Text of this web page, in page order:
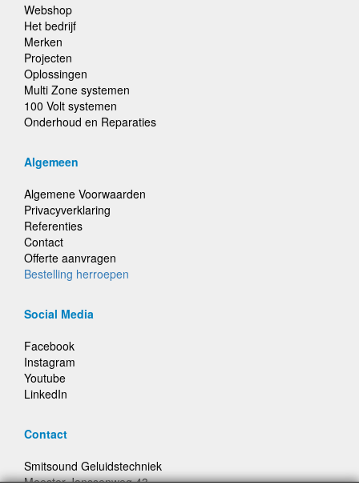
Webshop
Het bedrijf
Merken
Projecten
Oplossingen
Multi Zone systemen
100 Volt systemen
Onderhoud en Reparaties
Algemeen
Algemene Voorwaarden
Privacyverklaring
Referenties
Contact
Offerte aanvragen
Bestelling herroepen
Social Media
Facebook
Instagram
Youtube
LinkedIn
Contact
Smitsound Geluidstechniek
Meester Janssenweg 43